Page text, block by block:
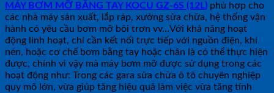
MÁY BƠM MỠ BẰNG TAY KOCU GZ-6S (12L) phù hợp cho
các nhà máy sản xuất, lắp ráp, xưởng sửa chữa, hệ thống vận
hành có yêu cầu bơm mỡ bôi trơn vv…Với khả năng hoạt
động linh hoạt, chỉ cần kết nối trực tiếp với nguồn điện, khí
nén, hoặc cơ chế bơm bằng tay hoặc chân là có thể thực hiện
được, chính vì vậy mà máy bơm mỡ được sử dụng trong các
hoạt động như: Trong các gara sửa chữa ô tô chuyên nghiệp
quy mô lớn, vừa giúp tăng hiệu quả làm việc vừa tăng tính